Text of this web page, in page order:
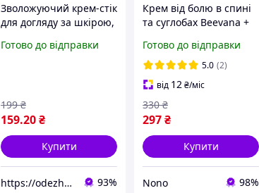
Зволожуючий крем-стік
для догляду за шкірою,
ROZINO 40 г
Готово до відправки
159.20₴
199 ₴
Купити
https://odezhda-vsem.com.ua/ua/ 93%
Крем від болю в спині
та суглобах Beevana +
бджолиною отрутою
Мазь для суглобів 180 г
Крем для м'язів і
суглобів
Готово до відправки
5.0 (2)
від 12 ₴/міс
297₴
330 ₴
Купити
Nono 98%